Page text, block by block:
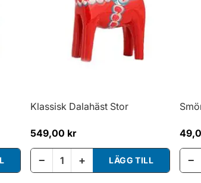
Klassisk Dalahäst Stor
549,00 kr
− + LÄGG TILL −